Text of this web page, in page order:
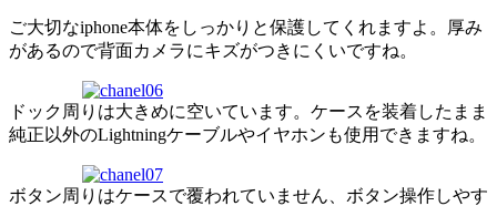
ご大切なiphone本体をしっかりと保護してくれますよ。厚み
があるので背面カメラにキズがつきにくいですね。
ドック周りは大きめに空いています。ケースを装着したまま
純正以外のLightningケーブルやイヤホンも使用できますね。
ボタン周りはケースで覆われていません、ボタン操作しやす